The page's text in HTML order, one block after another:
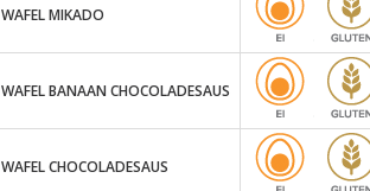
WAFEL MIKADO
WAFEL BANAAN CHOCOLADESAUS
WAFEL CHOCOLADESAUS